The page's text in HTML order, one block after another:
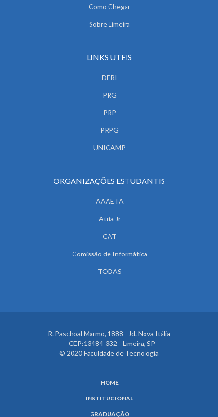
Como Chegar
Sobre Limeira
LINKS ÚTEIS
DERI
PRG
PRP
PRPG
UNICAMP
ORGANIZAÇÕES ESTUDANTIS
AAAETA
Atria Jr
CAT
Comissão de Informática
TODAS
R. Paschoal Marmo, 1888 - Jd. Nova Itália
CEP:13484-332 - Limeira, SP
© 2020 Faculdade de Tecnologia
HOME
INSTITUCIONAL
GRADUAÇÃO